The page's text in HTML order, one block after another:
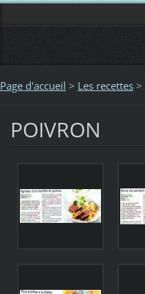
Page d'accueil > Les recettes >
POIVRON